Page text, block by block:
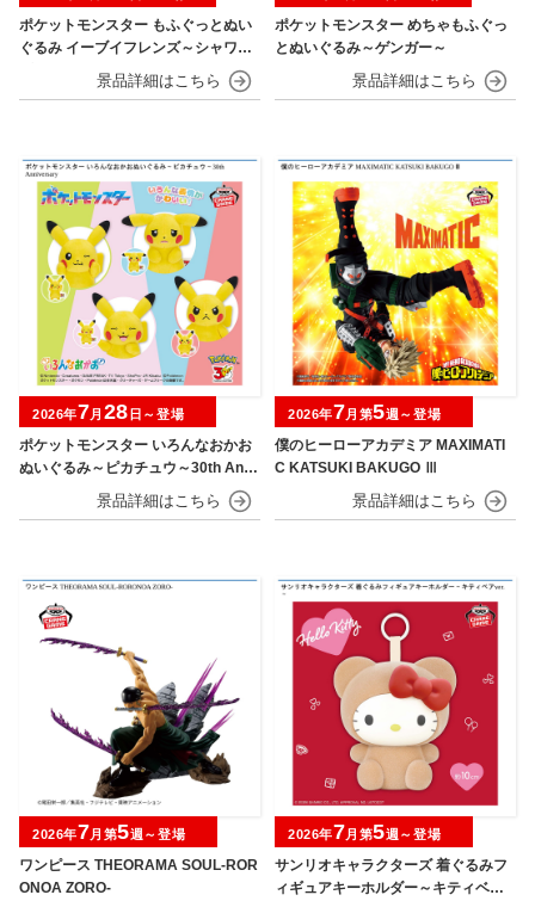
ポケットモンスター もふぐっとぬい
ぐるみ イーブイフレンズ～シャワー
ズ・グレイシア～おひるねver.
ポケットモンスター めちゃもふぐっ
とぬいぐるみ～ゲンガー～
ポケットモンスター いろんなおかお
ぬいぐるみ～ピカチュウ～30th Anni
2026年7月 28 日～登場
僕のヒーローアカデミア MAXIMATI
C KATSUKI BAKUGO Ⅲ
2026年7月第5週～登場
ワンピース THEORAMA SOUL-ROR
ONOA ZORO-
2026年7月第5週～登場
サンリオキャラクターズ 着ぐるみフ
ィギュアキーホルダー～キティベアv
2026年7月第5週～登場